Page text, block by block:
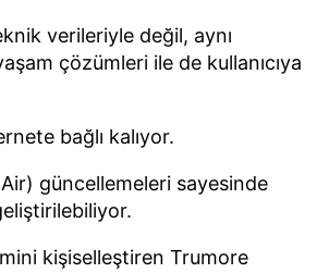
verileriyle değil, aynı
çözümleri ile de kullanıcıya
bağlı kalıyor.
güncellemeleri sayesinde
kişiselleştiren Trumore